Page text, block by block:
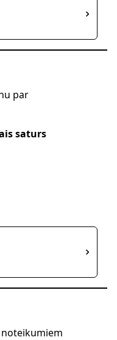
par
saturs